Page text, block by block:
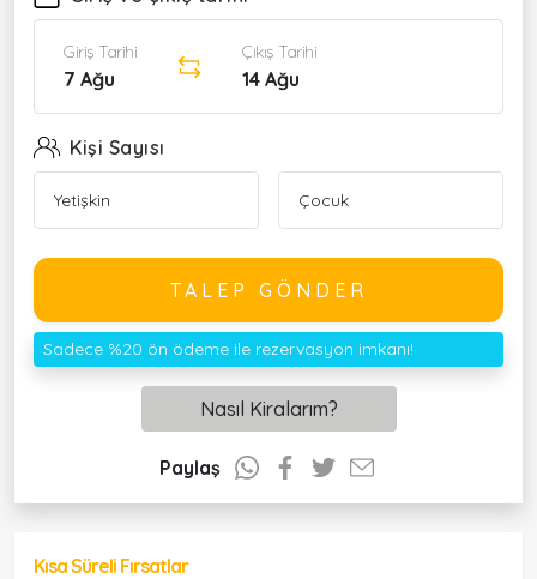
Giriş Tarihi
7 Ağu
Çıkış Tarihi
14 Ağu
Kişi Sayısı
TALEP GÖNDER
Sadece %20 ön ödeme ile rezervasyon imkanı!
Nasıl Kiralarım?
Paylaş
Kısa Süreli Fırsatlar